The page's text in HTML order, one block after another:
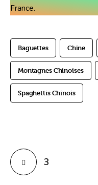
France.
Baguettes Chine
Montagnes Chinoises
Spaghettis Chinois
3